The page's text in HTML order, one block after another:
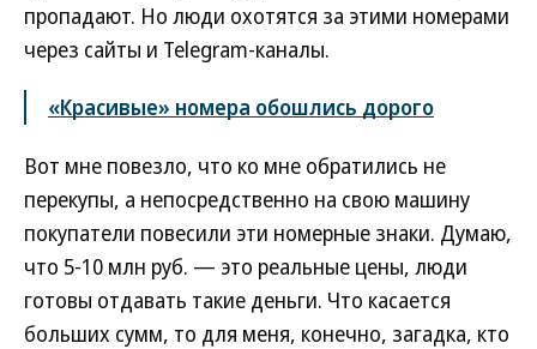
пропадают. Но люди охотятся за этими номерами
через сайты и Telegram-каналы.
«Красивые» номера обошлись дорого
Вот мне повезло, что ко мне обратились не
перекупы, а непосредственно на свою машину
покупатели повесили эти номерные знаки. Думаю,
что 5-10 млн руб. — это реальные цены, люди
готовы отдавать такие деньги. Что касается
больших сумм, то для меня, конечно, загадка, кто